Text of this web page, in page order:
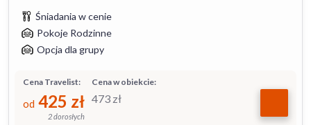
Śniadania w cenie
Pokoje Rodzinne
Opcja dla grupy
Cena w obiekcie:
473 zł
Cena Travelist:
od 425 zł
2 dorosłych